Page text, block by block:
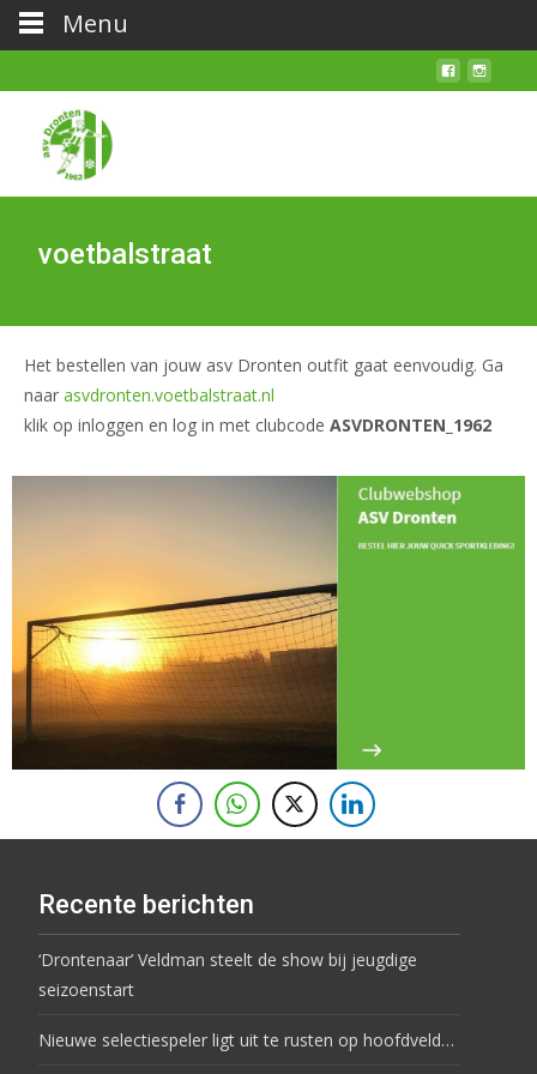
voetbalstraat
Het bestellen van jouw asv Dronten outfit gaat eenvoudig. Ga
naar asvdronten.voetbalstraat.nl
klik op inloggen en log in met clubcode ASVDRONTEN_1962
Recente berichten
‘Drontenaar’ Veldman steelt de show bij jeugdige
seizoenstart
Nieuwe selectiespeler ligt uit te rusten op hoofdveld…
Menu